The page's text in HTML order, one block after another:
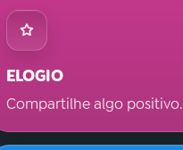
ELOGIO
Compartilhe algo positivo.